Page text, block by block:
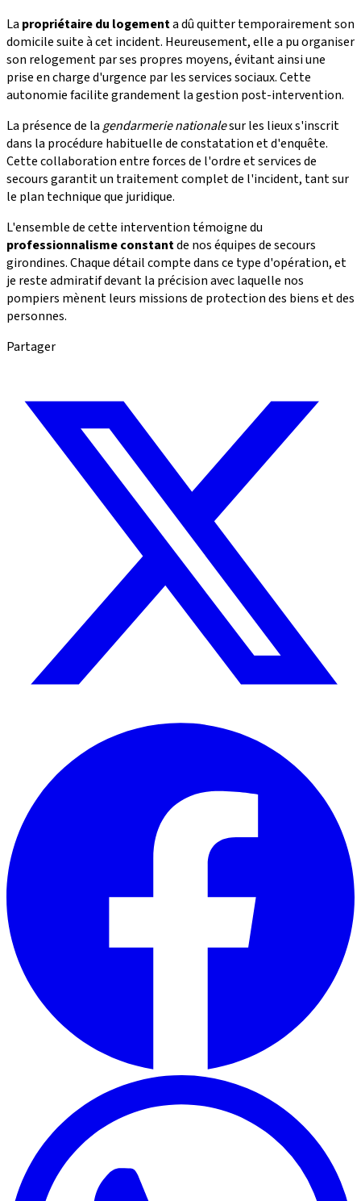
La propriétaire du logementa dû quitter temporairement son
domicile suite à cet incident. Heureusement, elle a pu organiser
son relogement par ses propres moyens, évitant ainsi une
prise en charge d'urgence par les services sociaux. Cette
autonomie facilite grandement la gestion post-intervention.
La présence de lagendarmerie nationalesur les lieux s'inscrit
dans la procédure habituelle de constatation et d'enquête.
Cette collaboration entre forces de l'ordre et services de
secours garantit un traitement complet de l'incident, tant sur
le plan technique que juridique.
L'ensemble de cette intervention témoigne du
professionnalisme constantde nos équipes de secours
girondines. Chaque détail compte dans ce type d'opération, et
je reste admiratif devant la précision avec laquelle nos
pompiers mènent leurs missions de protection des biens et des
personnes.
Partager